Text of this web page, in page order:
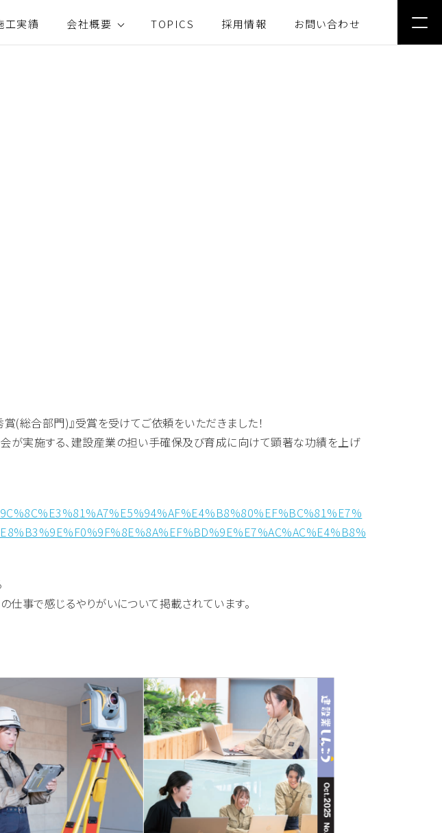
工実績 会社概要 TOPICS 採用情報 お問い合わせ
(総合部門)』受賞を受けてご依頼をいただきました！
が実施する、建設産業の担い手確保及び育成に向けて顕著な功績を上げ
仕事で感じるやりがいについて掲載されています。